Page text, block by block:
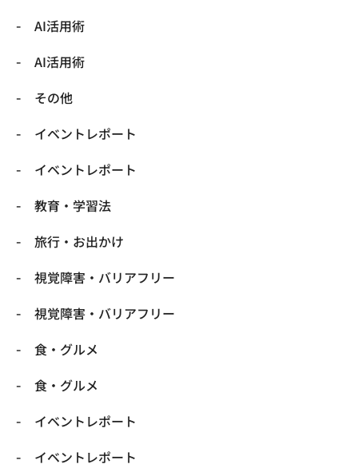
​AI活用術
​AI活用術
​その他
​イベントレポート
​イベントレポート
​教育・学習法
​旅行・お出かけ
​視覚障害・バリアフリー
​視覚障害・バリアフリー
​食・グルメ
​食・グルメ
イベントレポート
イベントレポート